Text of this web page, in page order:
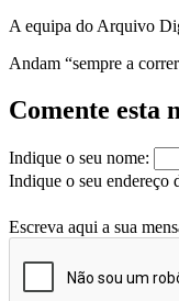
A equipa do Arquivo
Andam “sempre a
Comente esta
Indique o seu nome:
Indique o seu endereço
Escreva aqui a sua